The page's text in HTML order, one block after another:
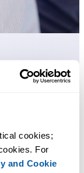
cookies;
For
and Cookie
d'Excel aimeraient
des choses